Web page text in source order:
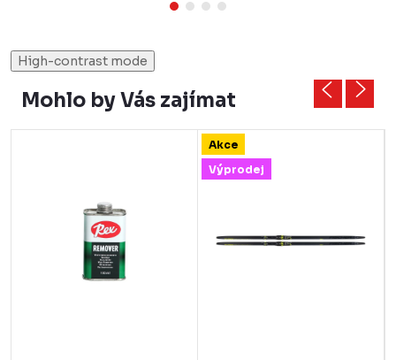
High-contrast mode
Mohlo by Vás zajímat
Akce
Výprodej